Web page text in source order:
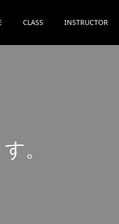
CLASS INSTRUCTOR
す。